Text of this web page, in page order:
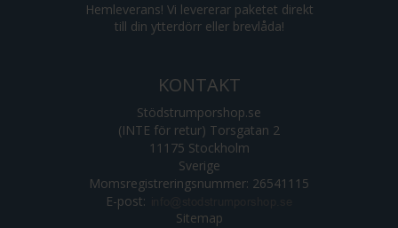
Hemleverans! Vi levererar paketet direkt
till din ytterdörr eller brevlåda!
KONTAKT
Stödstrumporshop.se
(INTE för retur) Torsgatan 2
11175 Stockholm
Sverige
Momsregistreringsnummer: 26541115
E-post:
Sitemap